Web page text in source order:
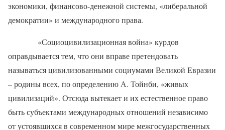
экономики, финансово-денежной системы, «либеральной
демократии» и международного права.
«Социоцивилизационная война» курдов
оправдывается тем, что они вправе претендовать
называться цивилизованными социумами Великой Евразии
– родины всех, по определению А. Тойнби, «живых
цивилизаций». Отсюда вытекает и их естественное право
быть субъектами международных отношений независимо
от устоявшихся в современном мире межгосударственных